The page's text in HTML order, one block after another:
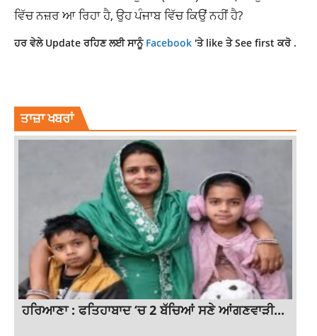
ਵਿੱਚ ਨਜ਼ਰ ਆ ਰਿਹਾ ਹੈ, ਉਹ ਪੰਜਾਬ ਵਿੱਚ ਕਿਉਂ ਨਹੀਂ ਹੈ?
ਹਰ ਵੇਲੇ Update ਰਹਿਣ ਲਈ ਸਾਨੂੰ Facebook 'ਤੇ like ਤੇ See first ਕਰੋ .
ਤਾਜ਼ਾ ਖਬਰਾਂ
ਹਰਿਆਣਾ : ਫਤਿਹਾਬਾਦ ‘ਚ 2 ਬੱਚਿਆਂ ਸਣੇ ਆਂਗਣਵਾੜੀ...